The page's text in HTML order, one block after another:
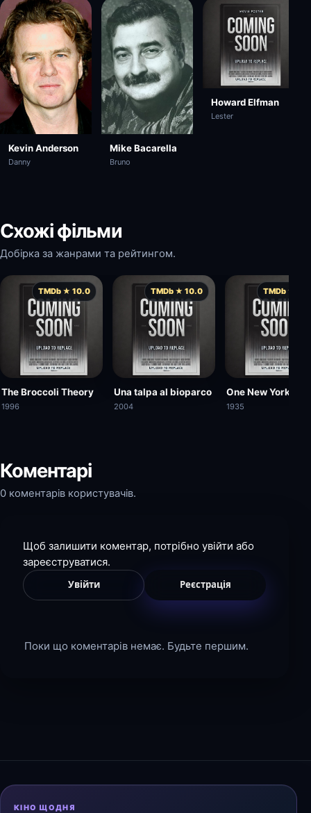
Kevin Anderson
Danny
Mike Bacarella
Bruno
Howard Elfman
Lester
Схожі фільми
Добірка за жанрами та рейтингом.
TMDb ★ 10.0
The Broccoli Theory
1996
TMDb ★ 10.0
Una talpa al bioparco
2004
TMDb ★
One New York
1935
Коментарі
0 коментарів користувачів.
Щоб залишити коментар, потрібно увійти або
зареєструватися.
Увійти Реєстрація
Поки що коментарів немає. Будьте першим.
КІНО ЩОДНЯ